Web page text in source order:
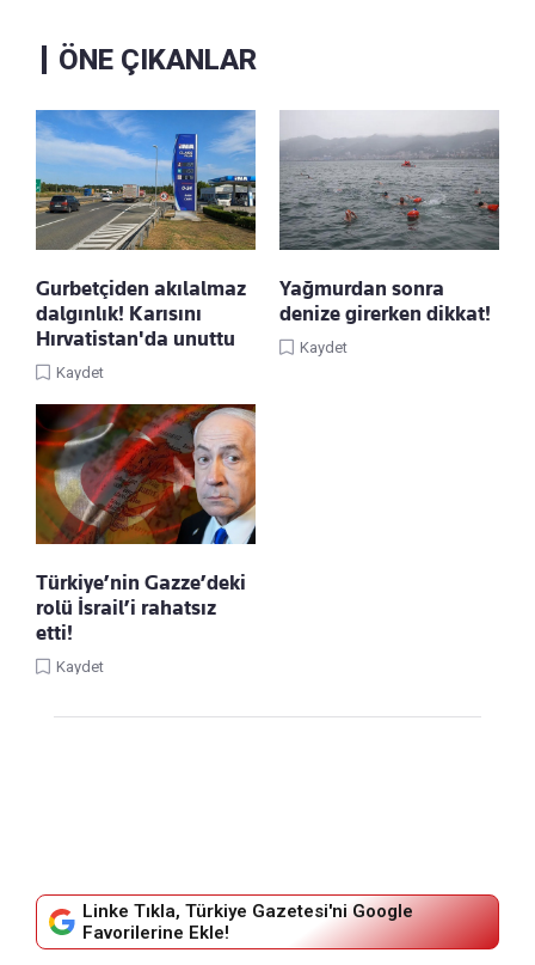
ÖNE ÇIKANLAR
Gurbetçiden akılalmaz
dalgınlık! Karısını
Hırvatistan'da unuttu
Kaydet
Yağmurdan sonra
denize girerken dikkat!
Kaydet
Türkiye’nin Gazze’deki
rolü İsrail’i rahatsız
etti!
Kaydet
Linke Tıkla, Türkiye Gazetesi'ni Google
Favorilerine Ekle!